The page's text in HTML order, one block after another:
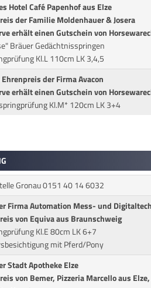
Hotel Café Papenhof aus Elze
der Familie Moldenhauer & Josera
erhält einen Gutschein von
Bräuer Gedächtnisspringen
Kl.L 110cm LK 3,4,5
der Firma Avacon
erhält einen Gutschein von
Kl.M* 120cm LK 3+4
Gronau 0151 40 14 6032
Firma Automation Mess- und
von Equiva aus Braunschweig
Kl.E 80cm LK 6+7
mit Pferd/Pony
Stadt Apotheke Elze
von Bemer, Pizzeria Marcello aus